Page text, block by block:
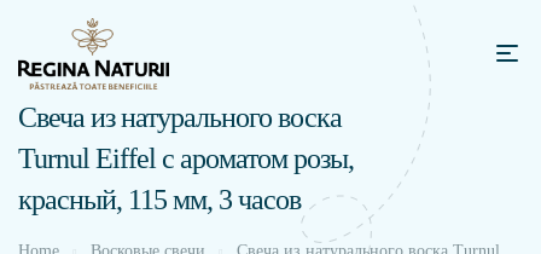
Свеча из натурального воска
Turnul Eiffel с ароматом розы,
красный, 115 мм, 3 часов